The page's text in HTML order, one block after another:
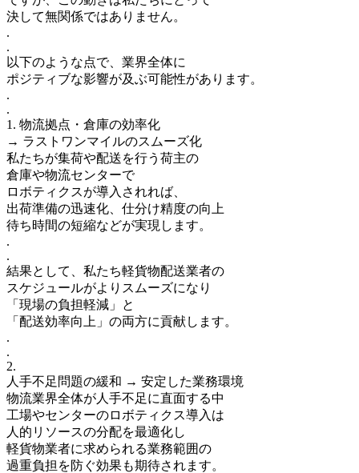
決して無関係ではありません。
.
.
以下のような点で、業界全体に
ポジティブな影響が及ぶ可能性があります。
.
.
1. 物流拠点・倉庫の効率化
→ ラストワンマイルのスムーズ化
私たちが集荷や配送を行う荷主の
倉庫や物流センターで
ロボティクスが導入されれば、
出荷準備の迅速化、仕分け精度の向上
待ち時間の短縮などが実現します。
.
.
結果として、私たち軽貨物配送業者の
スケジュールがよりスムーズになり
「現場の負担軽減」と
「配送効率向上」の両方に貢献します。
.
.
2.
人手不足問題の緩和 → 安定した業務環境
物流業界全体が人手不足に直面する中
工場やセンターのロボティクス導入は
人的リソースの分配を最適化し
軽貨物業者に求められる業務範囲の
過重負担を防ぐ効果も期待されます。